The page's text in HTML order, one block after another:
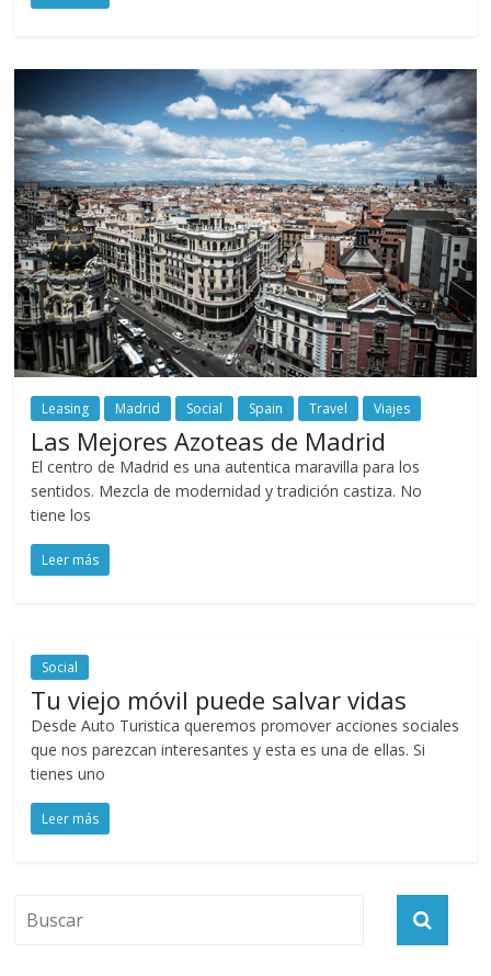
Leasing Madrid Social Spain Travel Viajes
Las Mejores Azoteas de Madrid
El centro de Madrid es una autentica maravilla para los
sentidos. Mezcla de modernidad y tradición castiza. No
tiene los
Leer más
Social
Tu viejo móvil puede salvar vidas
Desde Auto Turistica queremos promover acciones sociales
que nos parezcan interesantes y esta es una de ellas. Si
tienes uno
Leer más